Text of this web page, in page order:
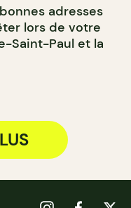
adresses
lors de votre
Saint-Paul et la